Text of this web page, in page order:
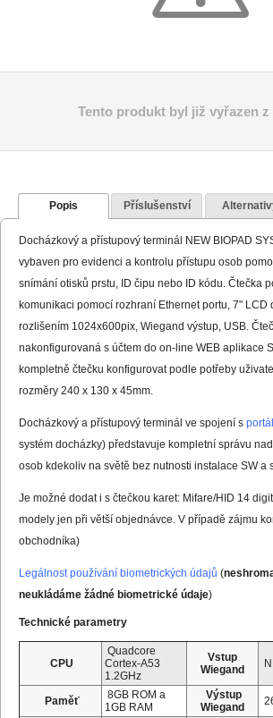
Tento produkt byl již vyřazen z
Popis Příslušenství
Docházkový a přístupový terminál NEW BIOPAD
vybaven pro evidenci a kontrolu přístupu osob
snímání otisků prstu, ID čipu nebo ID kódu. Čtečka
komunikaci pomocí rozhraní Ethernet portu, 7" LCD
rozlišením 1024x600pix, Wiegand výstup, USB.
nakonfigurovaná s účtem do on-line WEB aplikace
kompletně čtečku konfigurovat podle potřeby
rozměry 240 x 130 x 45mm.
Docházkový a přístupový terminál ve spojení s
systém docházky) představuje kompletní správu
osob kdekoliv na světě bez nutnosti instalace SW a
Je možné dodat i s čtečkou karet: Mifare/HID 14
modely jen při větší objednávce. V případě zájmu
obchodníka)
Legálnost používání biometrických údajů (
neukládáme žádné biometrické údaje)
Technické parametry
CPU
Quadcore
Cortex-A53
1.2GHz
Vstup
Wiegand
Paměť
8GB ROM a
1GB RAM
Výstup
Wiegand